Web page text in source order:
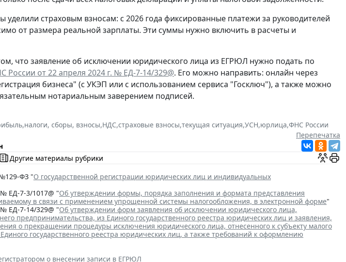
страховым взносам: с 2026 года фиксированные платежи за руководителей
от размера реальной зарплаты. Эти суммы нужно включить в расчеты и
что заявление об исключении юридического лица из ЕГРЮЛ нужно подать по
России от 22 апреля 2024 г. № ЕД-7-14/329@. Его можно направить: онлайн через
бизнеса" (с УКЭП или с использованием сервиса "Госключ"), а также можно
нотариальным заверением подписей.
,налоги, сборы, взносы,НДС,страховые взносы,текущая ситуация,УСН,юрлица,ФНС России
Перепечатка
Другие материалы рубрики
№129-ФЗ "О государственной регистрации юридических лиц и индивидуальных
ЕД-7-3/1017@ "Об утверждении формы, порядка заполнения и формата представления
в связи с применением упрощенной системы налогообложения, в электронной форме"
ЕД-7-14/329@ "Об утверждении форм заявления об исключении юридического лица,
предпринимательства, из Единого государственного реестра юридических лиц и заявления,
о прекращении процедуры исключения юридического лица, отнесенного к субъекту малого
государственного реестра юридических лиц, а также требований к оформлению
о внесении записи в ЕГРЮЛ